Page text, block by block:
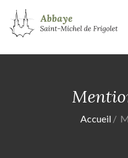
Accueil